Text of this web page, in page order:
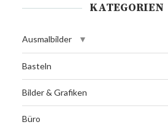
KATEGORIEN
Ausmalbilder
Basteln
Bilder & Grafiken
Büro